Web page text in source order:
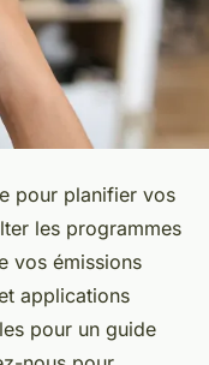
pour planifier vos
les programmes
vos émissions
applications
pour un guide